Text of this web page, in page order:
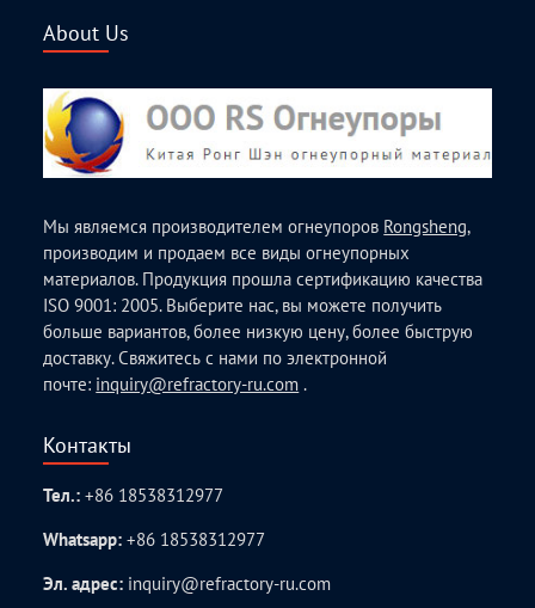
About Us
Мы являемся производителем огнеупоров Rongsheng,
производим и продаем все виды огнеупорных
материалов. Продукция прошла сертификацию качества
ISO 9001: 2005. Выберите нас, вы можете получить
больше вариантов, более низкую цену, более быструю
доставку. Свяжитесь с нами по электронной
почте: inquiry@refractory-ru.com .
Контакты
Тел.:+86 18538312977
Whatsapp:+86 18538312977
Эл. адрес: inquiry@refractory-ru.com